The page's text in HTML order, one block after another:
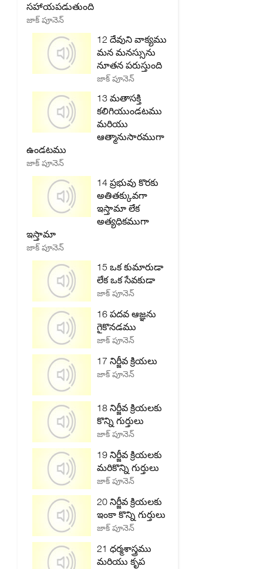
సహాయపడుతుంది
జాక్ పూనెన్
12 దేవుని వాక్యము
మన మనస్సును
నూతన పరుస్తుంది
జాక్ పూనెన్
13 మతాసక్తి
కలిగియుండటము
మరియు
ఆత్మానుసారముగా
ఉండటము
జాక్ పూనెన్
14 ప్రభువు కొరకు
అతితక్కువగా
ఇస్తామా లేక
అత్యధికముగా
ఇస్తామా
జాక్ పూనెన్
15 ఒక కుమారుడా
లేక ఒక సేవకుడా
జాక్ పూనెన్
16 పదవ ఆజ్ఞను
గైకొనడము
జాక్ పూనెన్
17 నిర్జీవ క్రియలు
జాక్ పూనెన్
18 నిర్జీవ క్రియలకు
కొన్ని గుర్తులు
జాక్ పూనెన్
19 నిర్జీవ క్రియలకు
మరికొన్ని గుర్తులు
జాక్ పూనెన్
20 నిర్జీవ క్రియలకు
ఇంకా కొన్ని గుర్తులు
జాక్ పూనెన్
21 ధర్మశాస్త్రము
మరియు కృప